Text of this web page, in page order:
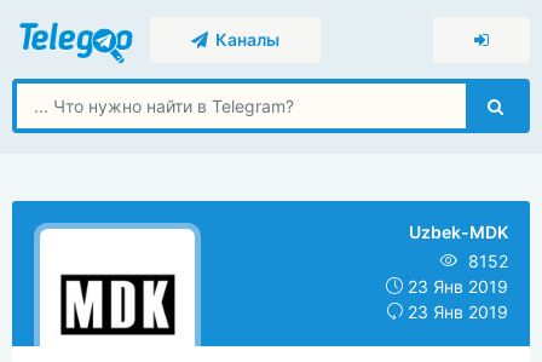
Каналы
Uzbek-MDK
8152
23 Янв 2019
23 Янв 2019